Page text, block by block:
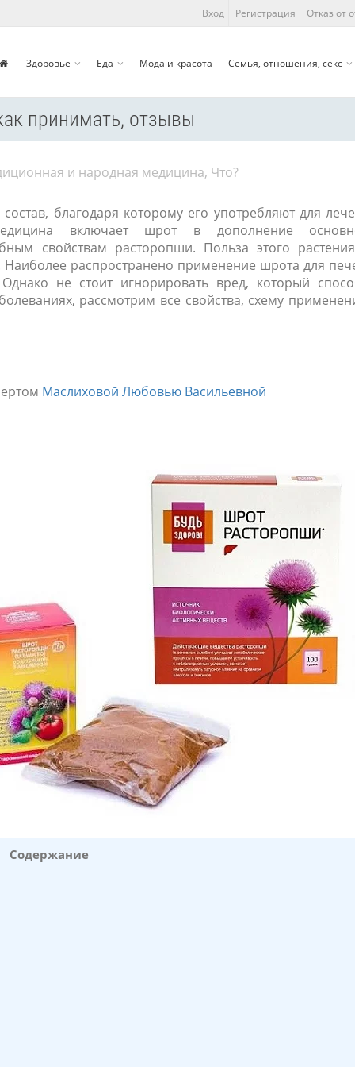
Вход Регистрация Отказ от
Здоровье Еда Мода и красота Семья, отношения, секс
принимать, отзывы
и народная медицина, Что?
благодаря которому его употребляют для
включает шрот в дополнение
свойствам расторопши. Польза этого
Наиболее распространено применение шрота для
не стоит игнорировать вред, который
рассмотрим все свойства, схему
Маслиховой Любовью Васильевной
Содержание